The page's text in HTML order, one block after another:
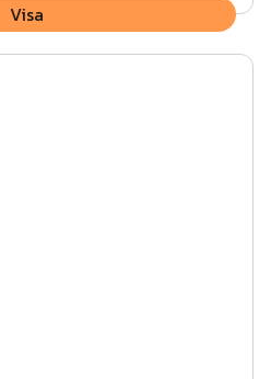
Visa